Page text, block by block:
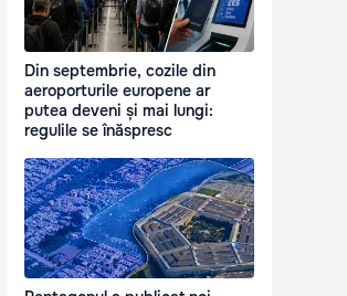
Din septembrie, cozile din
aeroporturile europene ar
putea deveni și mai lungi:
regulile se înăspresc